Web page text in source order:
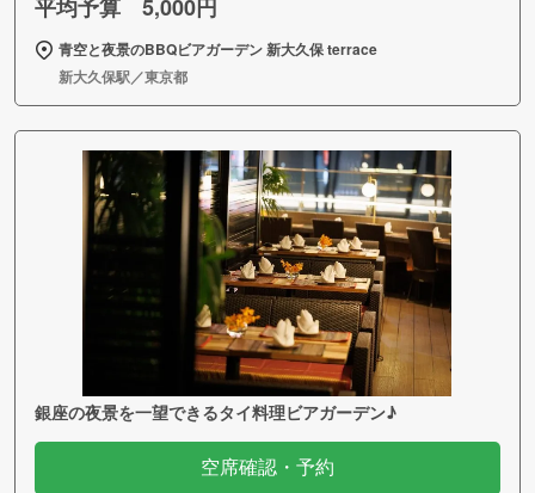
平均予算 5,000円
青空と夜景のBBQビアガーデン 新大久保 terrace
新大久保駅／東京都
銀座の夜景を一望できるタイ料理ビアガーデン♪
空席確認・予約